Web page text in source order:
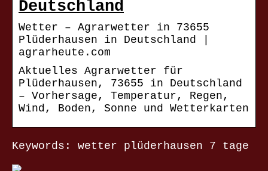
Deutschland
Wetter – Agrarwetter in 73655
Plüderhausen in Deutschland |
agrarheute.com
Aktuelles Agrarwetter für
Plüderhausen, 73655 in Deutschland
– Vorhersage, Temperatur, Regen,
Wind, Boden, Sonne und Wetterkarten
Keywords: wetter plüderhausen 7 tage